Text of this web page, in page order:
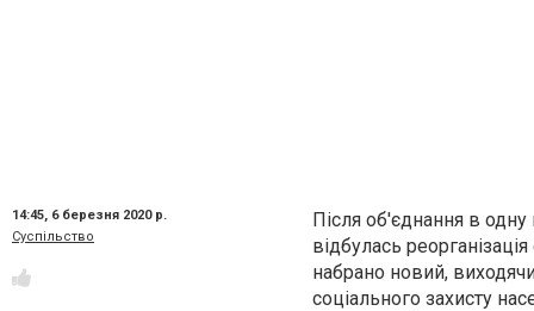
14:45, 6 березня 2020 р.
Суспільство
Після об'єднання в одну
відбулась
набрано новий,
соціального захисту